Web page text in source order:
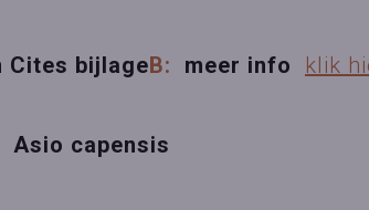
Cites bijlageB: meer info klik
Asio capensis